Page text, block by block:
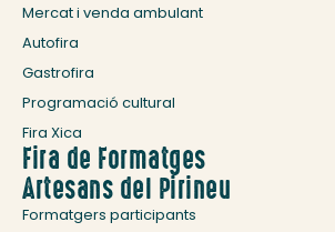
Mercat i venda ambulant
Autofira
Gastrofira
Programació cultural
Fira Xica
Fira de Formatges
Artesans del Pirineu
Formatgers participants